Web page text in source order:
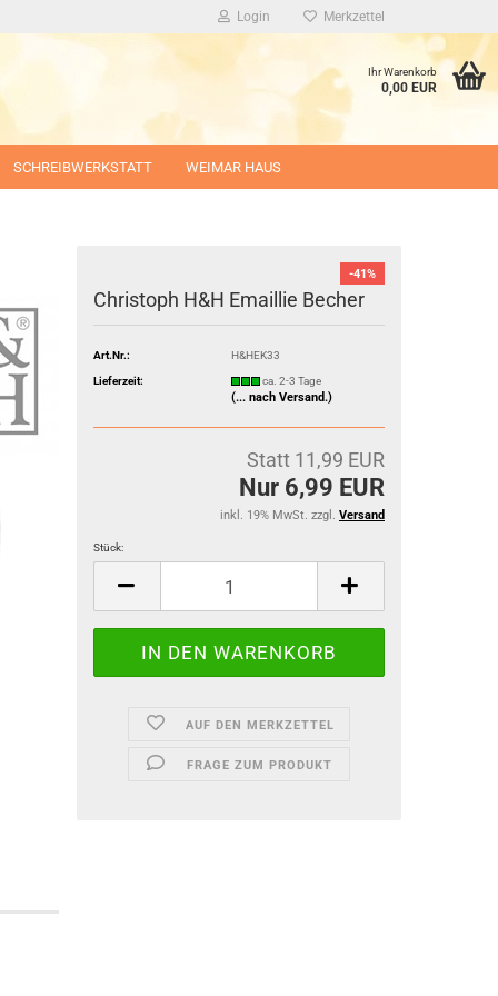
Login Merkzettel
Ihr Warenkorb
0,00 EUR
SCHREIBWERKSTATT WEIMAR HAUS
-41%
Christoph H&H Emaillie Becher
Art.Nr.: H&HEK33
Lieferzeit: ca. 2-3 Tage
(... nach Versand.)
Statt 11,99 EUR
Nur 6,99 EUR
inkl. 19% MwSt. zzgl. Versand
Stück:
AUF DEN MERKZETTEL
FRAGE ZUM PRODUKT